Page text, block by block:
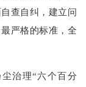
查自纠，建立问
严格的标准，全
治理“六个百分